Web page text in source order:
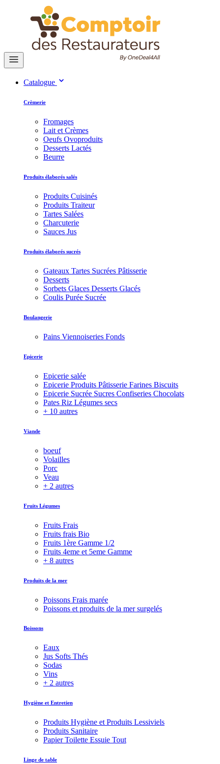
Catalogue
Crèmerie
Fromages
Lait et Crèmes
Oeufs Ovoproduits
Desserts Lactés
Beurre
Produits élaborés salés
Produits Cuisinés
Produits Traiteur
Tartes Salées
Charcuterie
Sauces Jus
Produits élaborés sucrés
Gateaux Tartes Sucrées Pâtisserie
Desserts
Sorbets Glaces Desserts Glacés
Coulis Purée Sucrée
Boulangerie
Pains Viennoiseries Fonds
Epicerie
Epicerie salée
Epicerie Produits Pâtisserie Farines Biscuits
Epicerie Sucrée Sucres Confiseries Chocolats
Pates Riz Légumes secs
+ 10 autres
Viande
boeuf
Volailles
Porc
Veau
+ 2 autres
Fruits Légumes
Fruits Frais
Fruits frais Bio
Fruits 1ère Gamme 1/2
Fruits 4eme et 5eme Gamme
+ 8 autres
Produits de la mer
Poissons Frais marée
Poissons et produits de la mer surgelés
Boissons
Eaux
Jus Softs Thés
Sodas
Vins
+ 2 autres
Hygiène et Entretien
Produits Hygiène et Produits Lessiviels
Produits Sanitaire
Papier Toilette Essuie Tout
Linge de table